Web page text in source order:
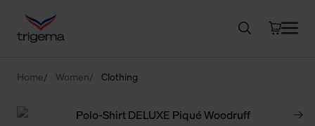
Home Women Clothing